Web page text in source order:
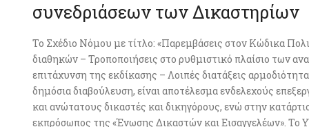
συνεδριάσεων των Δικαστηρίων
Το Σχέδιο Νόμου με τίτλο: «Παρεμβάσεις στον Κώδικα
διαθηκών – Τροποποιήσεις στο ρυθμιστικό πλαίσιο των
επιτάχυνση της εκδίκασης – Λοιπές διατάξεις
δημόσια διαβούλευση, είναι αποτέλεσμα ενδελεχούς
και ανώτατους δικαστές και δικηγόρους, ενώ στην
εκπρόσωπος της «Ένωσης Δικαστών και Εισαγγελέων». Το